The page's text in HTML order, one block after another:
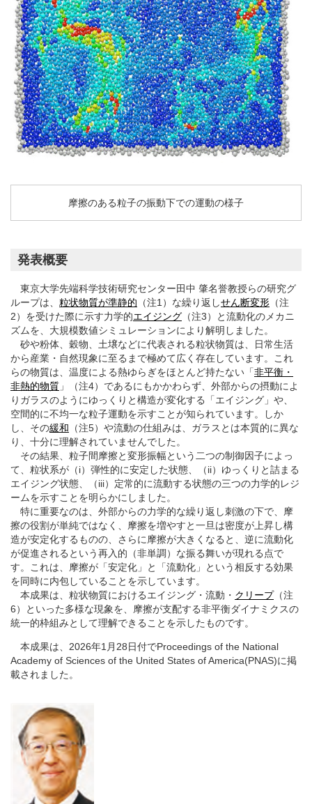
摩擦のある粒子の振動下での運動の様子
発表概要
東京大学先端科学技術研究センター田中 肇名誉教授らの研究グ
ループは、 粒状物質が準静的 （注1）な繰り返しせん断変形 （注
2）を受けた際に示す力学的エイジング （注3）と流動化のメカニ
ズムを、大規模数値シミュレーションにより解明しました。
砂や粉体、穀物、土壌などに代表される粒状物質は、日常生活
から産業・自然現象に至るまで極めて広く存在しています。これ
らの物質は、温度による熱ゆらぎをほとんど持たない「非平衡・
非熱的物質 」（注4）であるにもかかわらず、外部からの摂動によ
りガラスのようにゆっくりと構造が変化する「エイジング」や、
空間的に不均一な粒子運動を示すことが知られています。しか
し、その緩和 （注5）や流動の仕組みは、ガラスとは本質的に異な
り、十分に理解されていませんでした。
その結果、粒子間摩擦と変形振幅という二つの制御因子によっ
て、粒状系が（i）弾性的に安定した状態、（ii）ゆっくりと詰まる
エイジング状態、（iii）定常的に流動する状態の三つの力学的レジ
ームを示すことを明らかにしました。
特に重要なのは、外部からの力学的な繰り返し刺激の下で、摩
擦の役割が単純ではなく、摩擦を増やすと一旦は密度が上昇し構
造が安定化するものの、さらに摩擦が大きくなると、逆に流動化
が促進されるという再入的（非単調）な振る舞いが現れる点で
す。これは、摩擦が「安定化」と「流動化」という相反する効果
を同時に内包していることを示しています。
本成果は、粒状物質におけるエイジング・流動・ クリープ（注
6）といった多様な現象を、摩擦が支配する非平衡ダイナミクスの
統一的枠組みとして理解できることを示したものです。
本成果は、2026年1月28日付でProceedings of the National
Academy of Sciences of the United States of America(PNAS)に掲
載されました。